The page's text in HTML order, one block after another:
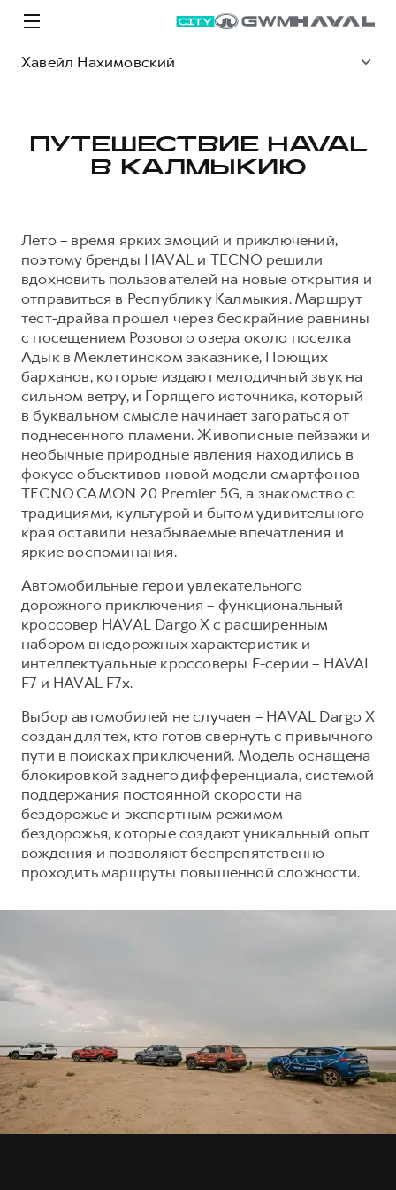
Хавейл Нахимовский
M6
от 2 049 000 ₽
JOLION
от 2 049 000 ₽
DARGO
от 3 199 000 ₽
DARGO X
от 3 499 000 ₽
F7
от 2 899 000 ₽
F7X
от 3 599 000 ₽
от 3 449 000 ₽
ВЫБОР И ПОКУПКА
Автомобили в наличии
Конфигуратор HAVAL
Аксессуары HAVAL
Каталоги и прайс-листы
Программа «HAVAL Защита+»
Тест-драйв
Трейд-ин
КРЕДИТ И СТРАХОВАНИЕ
Кредитный калькулятор
Кредит
КОРПОРАТИВНЫМ КЛИЕНТАМ
Для малого бизнеса
Корпоративным клиентам
Крупным корпоративным клиентам
Система управления автопарком
Сервис для корпоративных клиентов
HAVAL Лизинг
АКСЕССУАРЫ HAVAL
Автомобильные аксессуары
Коллекция Базовая
Коллекция Детская
СЕРВИС
Все о сервисе
Запись на сервис
Моторное масло
Стоимость ТО
СЕРВИСНОЕ ОБСЛУЖИВАНИЕ
Нулевое ТО
Программа «Помощь на дороге»
Регламенты технического обслуживания
Электронный ПТС
ПОДДЕРЖКА
GWM Безопасность
Гарантия HAVAL
Мобильное приложение GWM
Программа «HAVAL Защита+»
Руководства по эксплуатации
Подписки
АКСЕССУАРЫ HAVAL
Автомобильные аксессуары
Коллекция CITY
Коллекция Базовая
СПЕЦПРЕДЛОЖЕНИЯ
Покупателям
Владельцам
БРЕНД HAVAL
О бренде
Новости
О GWM
ИНФОРМАЦИЯ О ДИЛЕРЕ
О дилере
Наша команда
Контакты
ПУТЕШЕСТВИЕ HAVAL
В КАЛМЫКИЮ
Лето – время ярких эмоций и приключений,
поэтому бренды HAVAL и TECNO решили
вдохновить пользователей на новые открытия и
отправиться в Республику Калмыкия. Маршрут
тест-драйва прошел через бескрайние равнины
с посещением Розового озера около поселка
Адык в Меклетинском заказнике, Поющих
барханов, которые издают мелодичный звук на
сильном ветру, и Горящего источника, который
в буквальном смысле начинает загораться от
поднесенного пламени. Живописные пейзажи и
необычные природные явления находились в
фокусе объективов новой модели смартфонов
TECNO CAMON 20 Premier 5G, а знакомство с
традициями, культурой и бытом удивительного
края оставили незабываемые впечатления и
яркие воспоминания.
Автомобильные герои увлекательного
дорожного приключения – функциональный
кроссовер HAVAL Dargo X с расширенным
набором внедорожных характеристик и
интеллектуальные кроссоверы F-серии – HAVAL
F7 и HAVAL F7x.
Выбор автомобилей не случаен – HAVAL Dargo X
создан для тех, кто готов свернуть с привычного
пути в поисках приключений. Модель оснащена
блокировкой заднего дифференциала, системой
поддержания постоянной скорости на
бездорожье и экспертным режимом
бездорожья, которые создают уникальный опыт
вождения и позволяют беспрепятственно
проходить маршруты повышенной сложности.